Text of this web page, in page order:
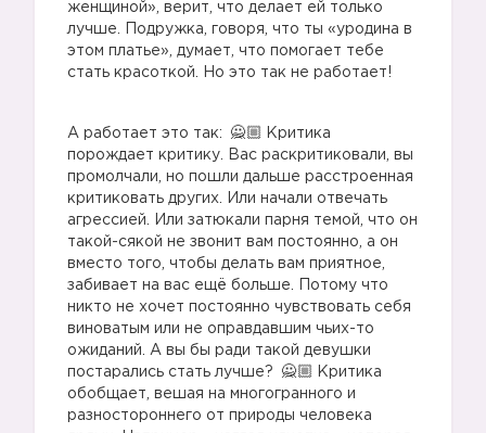
женщиной», верит, что делает ей только
лучше. Подружка, говоря, что ты «уродина в
этом платье», думает, что помогает тебе
стать красоткой. Но это так не работает!
А работает это так:
Критика
порождает критику. Вас раскритиковали, вы
промолчали, но пошли дальше расстроенная
критиковать других. Или начали отвечать
агрессией. Или затюкали парня темой, что он
такой-сякой не звонит вам постоянно, а он
вместо того, чтобы делать вам приятное,
забивает на вас ещё больше. Потому что
никто не хочет постоянно чувствовать себя
виноватым или не оправдавшим чьих-то
ожиданий. А вы бы ради такой девушки
постарались стать лучше?
Критика
обобщает, вешая на многогранного и
разностороннего от природы человека